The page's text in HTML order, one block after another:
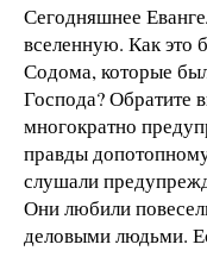
Сегодняшнее
вселенную. Как это
Содома, которые
Господа? Обратите
многократно
правды
слушали
Они любили
деловыми людьми.